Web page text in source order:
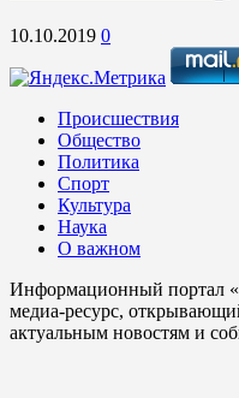
10.10.2019 0
Происшествия
Общество
Политика
Спорт
Культура
Наука
О важном
Информационный портал
медиа-ресурс,
актуальным новостям и